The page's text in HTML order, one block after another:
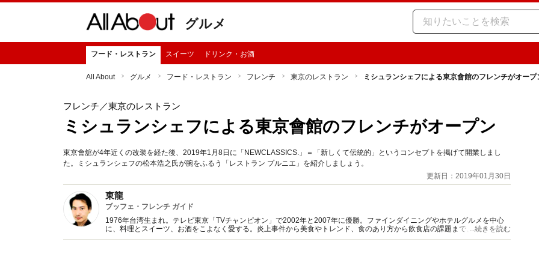
グルメ
フード・レストラン スイーツ ドリンク・お酒
All About グルメ フード・レストラン フレンチ 東京のレストラン ミシュランシェフによる東京會館のフレンチがオープ
フレンチ ／東京のレストラン
ミシュランシェフによる東京會館のフレンチがオープン
東京會舘が4年近くの改装を経た後、2019年1月8日に「NEWCLASSICS.」＝「新しくて伝統的」というコンセプトを掲げて開業しまし
た。ミシュランシェフの松本浩之氏が腕をふるう「レストラン プルニエ」を紹介しましょう。
更新日：2019年01月30日
東龍
ブッフェ・フレンチ ガイド
1976年台湾生まれ。テレビ東京「TVチャンピオン」で2002年と2007年に優勝。ファインダイニングやホテルグルメを中心
に、料理とスイーツ、お酒をこよなく愛する。炎上事件から美食やトレンド、食のあり方から飲食店の課題まで、独自の切り
口で分かりやすい記事を執筆。審査員や講演、プロデュースやコンサルタントも多数。
...続きを読む